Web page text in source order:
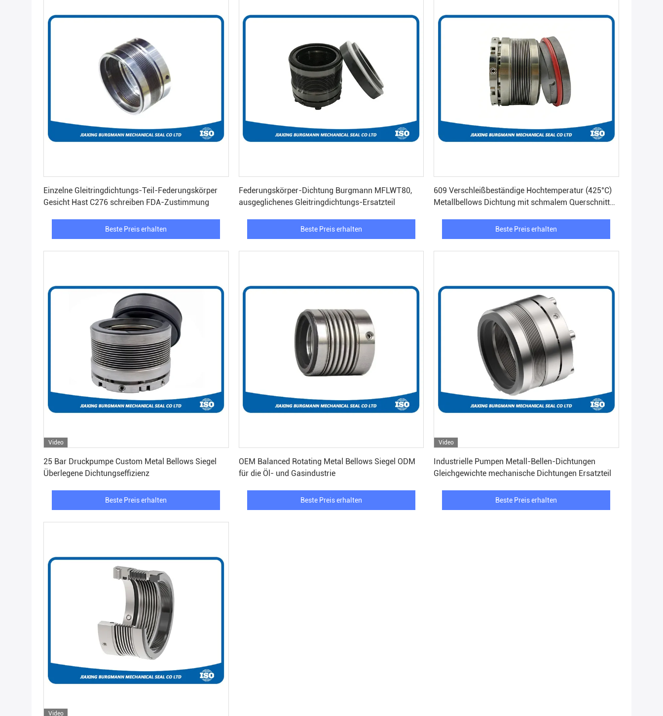
Einzelne Gleitringdichtungs-Teil-Federungskörper
Gesicht Hast C276 schreiben FDA-Zustimmung
Beste Preis erhalten
Federungskörper-Dichtung Burgmann MFLWT80,
ausgeglichenes Gleitringdichtungs-Ersatzteil
Beste Preis erhalten
609 Verschleißbeständige Hochtemperatur (425°C)
Metallbellows Dichtung mit schmalem Querschnitt
Beste Preis erhalten
Video
25 Bar Druckpumpe Custom Metal Bellows Siegel
Überlegene Dichtungseffizienz
Beste Preis erhalten
OEM Balanced Rotating Metal Bellows Siegel ODM
für die Öl- und Gasindustrie
Beste Preis erhalten
Video
Industrielle Pumpen Metall-Bellen-Dichtungen
Gleichgewichte mechanische Dichtungen Ersatzteil
Beste Preis erhalten
Video